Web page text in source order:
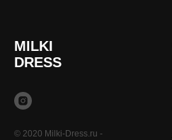
MILKI
DRESS
© 2020 Milki-Dress.ru -